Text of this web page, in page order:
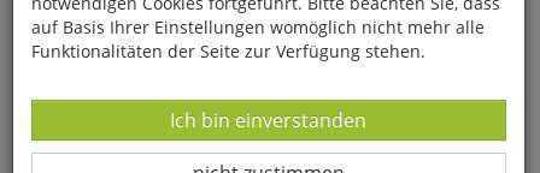
auf Basis Ihrer Einstellungen womöglich nicht mehr alle
Funktionalitäten der Seite zur Verfügung stehen.
Datenverarbeitung -
Ich bin einverstanden